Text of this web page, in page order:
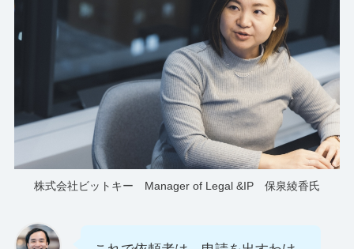
株式会社ビットキー Manager of Legal &IP 保泉綾香氏